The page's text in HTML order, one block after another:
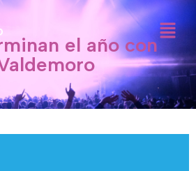
Menú
el año con